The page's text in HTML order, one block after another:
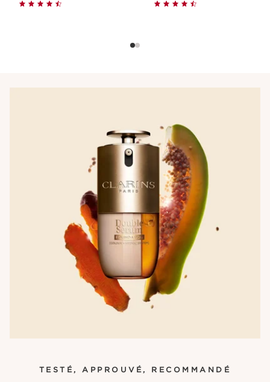
TESTÉ, APPROUVÉ, RECOMMANDÉ